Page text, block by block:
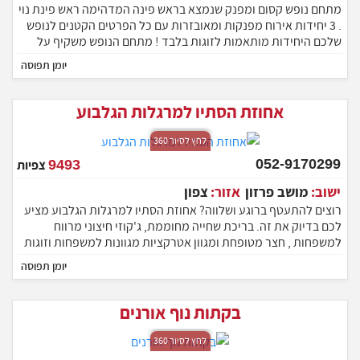
מתחם נופש קסום ומפנק שנמצא בראש פינה המדהימה ראש פינת נוי
. 3 יחידות אירוח מפנקות ומאובזרות עם כל הפרטים הקטנים לנופש
שלכם היחידות מותאמות לזוגות בלבד ! מתחם הנופש משקיף על
נופים יפייפים של כנרת ורמת הגולן באזור קיים מסעדות משובחות
יומן תפוסה
אחוזת הסתיו למרגלות הגלבוע
לחץ לסיור 360
ישוב:מושב פרזון אזור:צפון
רוצים להתעטף ברוגע ושלווה? אחוזת הסתיו למרגלות הגלבוע מציע
לכם בדיוק את זה. בריכת שחייה מחוממת, ג'קוזי חיצוני מרווח
המתחם בעל 6 יחידות אירוח מיועד לזוגות, משפחות, אירועים
יומן תפוסה
בקתות נוף אורנים